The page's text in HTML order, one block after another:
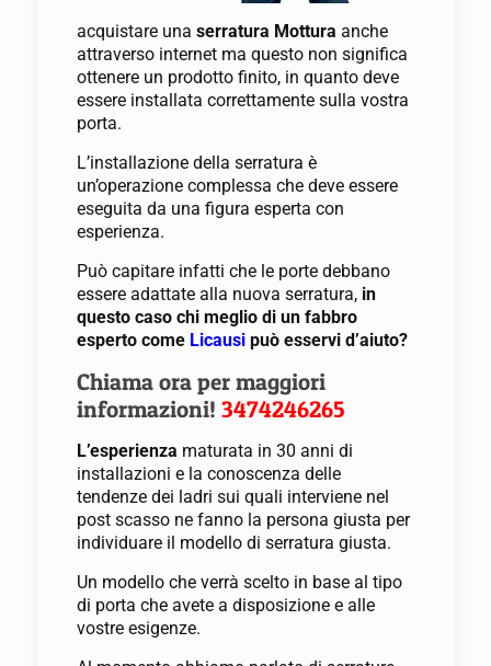
acquistare una serratura Mottura anche
attraverso internet ma questo non significa
ottenere un prodotto finito, in quanto deve
essere installata correttamente sulla vostra
porta.
L’installazione della serratura è
un’operazione complessa che deve essere
eseguita da una figura esperta con
esperienza.
Può capitare infatti che le porte debbano
essere adattate alla nuova serratura, in
questo caso chi meglio di un fabbro
esperto come Licausipuò esservi d’aiuto?
Chiama ora per maggiori
informazioni! 3474246265
L’esperienza maturata in 30 anni di
installazioni e la conoscenza delle
tendenze dei ladri sui quali interviene nel
post scasso ne fanno la persona giusta per
individuare il modello di serratura giusta.
Un modello che verrà scelto in base al tipo
di porta che avete a disposizione e alle
vostre esigenze.